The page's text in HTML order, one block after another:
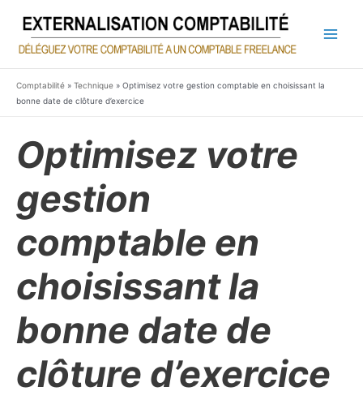
contenu
Comptabilité » Technique » Optimisez votre gestion comptable en choisissant la
bonne date de clôture d’exercice
Optimisez votre
gestion
comptable en
choisissant la
bonne date de
clôture d’exercice